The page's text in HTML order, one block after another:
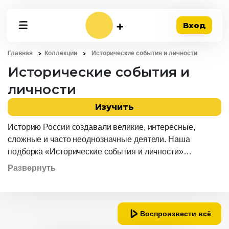
Вход
Главная Коллекции Исторические события и личности
Исторические события и
личности
Изучить
Историю России создавали великие, интересные,
сложные и часто неоднозначные деятели. Наша
подборка «Исторические события и личности»
познакомит вас с невероятными историями
эпохи. Вас ждут занимательные документальные и
захватывающие художественные фильмы,
посвящённые правителям, артистам, учёным,
Развернуть
Воспроизвести всё